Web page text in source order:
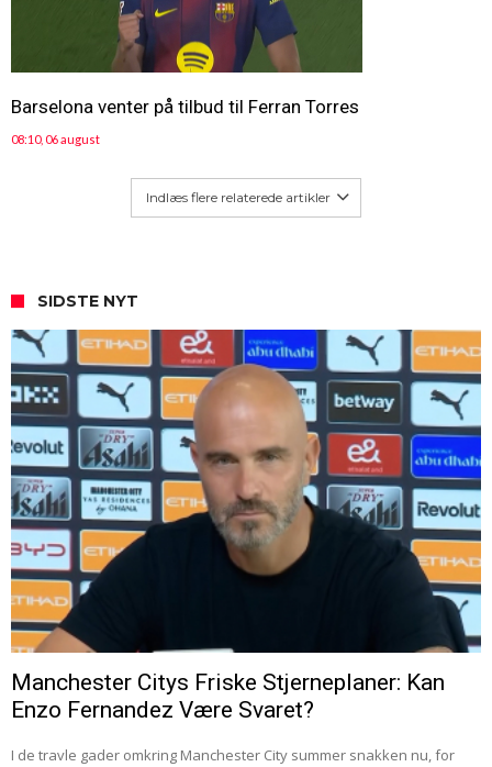
Barselona venter på tilbud til Ferran Torres
08:10, 06 august
Indlæs flere relaterede artikler
SIDSTE NYT
Manchester Citys Friske Stjerneplaner: Kan
Enzo Fernandez Være Svaret?
I de travle gader omkring Manchester City summer snakken nu, for